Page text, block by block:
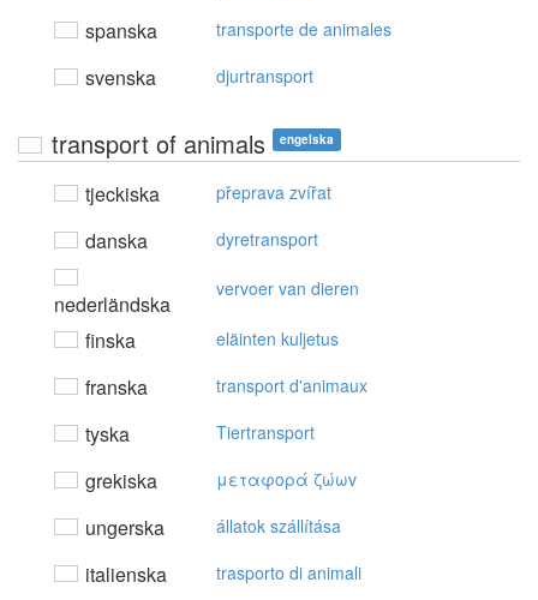
spanska transporte de animales
svenska djurtransport
transport of animals engelska
tjeckiska přeprava zvířat
danska dyretransport
nederländska
vervoer van dieren
finska eläinten kuljetus
franska transport d'animaux
tyska Tiertransport
grekiska μεταφoρά ζώωv
ungerska állatok szállítása
italienska trasporto di animali